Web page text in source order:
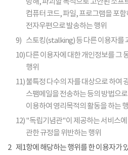
방해, 파괴할 목적으로 고안된 소프
컴퓨터 코드, 파일, 프로그램을 포
전자우편으로 발송하는 행위
9) 스토킹(stalking) 등 다른 이용자를
10)다른 이용자에 대한 개인정보를 그
행위
11)불특정 다수의 자를 대상으로 하여
스팸메일을 전송하는 등의 방법으
이용하여 영리목적의 활동을 하는
12)"독립기념관"이 제공하는 서비스에
관한 규정을 위반하는 행위
2 제1항에 해당하는 행위를 한 이용자가